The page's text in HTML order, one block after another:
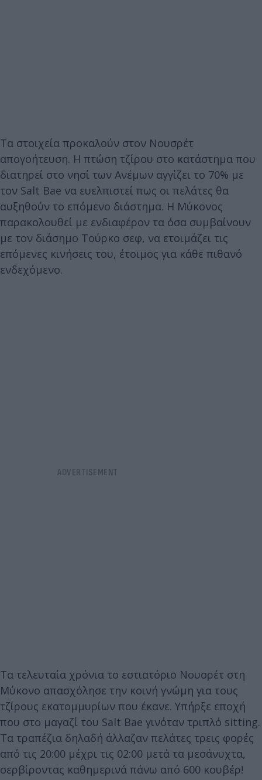
Τα στοιχεία προκαλούν στον Νουσρέτ
απογοήτευση. Η πτώση τζίρου στο κατάστημα που
διατηρεί στο νησί των Ανέμων αγγίζει το 70% με
τον Salt Bae να ευελπιστεί πως οι πελάτες θα
αυξηθούν το επόμενο διάστημα. Η Μύκονος
παρακολουθεί με ενδιαφέρον τα όσα συμβαίνουν
με τον διάσημο Τούρκο σεφ, να ετοιμάζει τις
επόμενες κινήσεις του, έτοιμος για κάθε πιθανό
ενδεχόμενο.
Τα τελευταία χρόνια το εστιατόριο Νουσρέτ στη
Μύκονο απασχόλησε την κοινή γνώμη για τους
τζίρους εκατομμυρίων που έκανε. Υπήρξε εποχή
που στο μαγαζί του Salt Bae γινόταν τριπλό sitting.
Τα τραπέζια δηλαδή άλλαζαν πελάτες τρεις φορές
από τις 20:00 μέχρι τις 02:00 μετά τα μεσάνυχτα,
σερβίροντας καθημερινά πάνω από 600 κουβέρ!